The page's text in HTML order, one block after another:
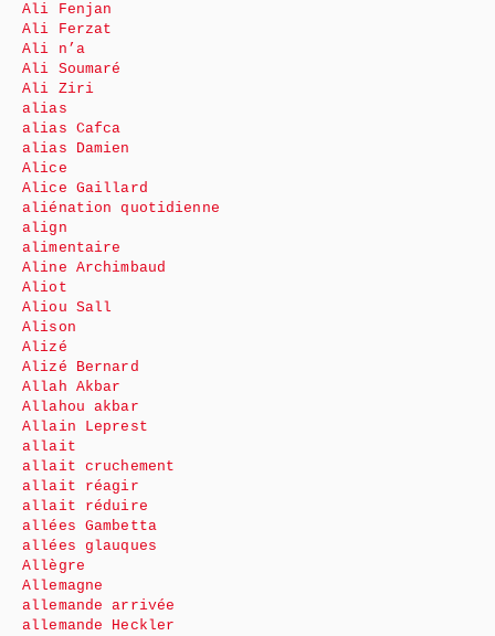
Ali Fenjan
Ali Ferzat
Ali n’a
Ali Soumaré
Ali Ziri
alias
alias Cafca
alias Damien
Alice
Alice Gaillard
aliénation quotidienne
align
alimentaire
Aline Archimbaud
Aliot
Aliou Sall
Alison
Alizé
Alizé Bernard
Allah Akbar
Allahou akbar
Allain Leprest
allait
allait cruchement
allait réagir
allait réduire
allées Gambetta
allées glauques
Allègre
Allemagne
allemande arrivée
allemande Heckler